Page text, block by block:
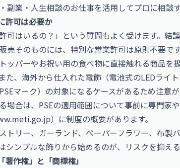
副業・人生相談のお仕事を活用してプロに相談
許可は必要か
可はいるの？」という質問もよく受けます。結
売そのものには、特別な営業許可は原則不要で
ッパーやお祝い用の食べ物に直接触れる商品を
た、海外から仕入れた電飾（電池式のLEDライ
マーク）の対象になるケースがあるため注意
場合は、PSEの適用範囲について事前に専門家
）に制度の概要があります。
トリー、ガーランド、ペーパーフラワー、布製
シンプルな飾りから始めるのが、リスクを抑え
作権」と「商標権」